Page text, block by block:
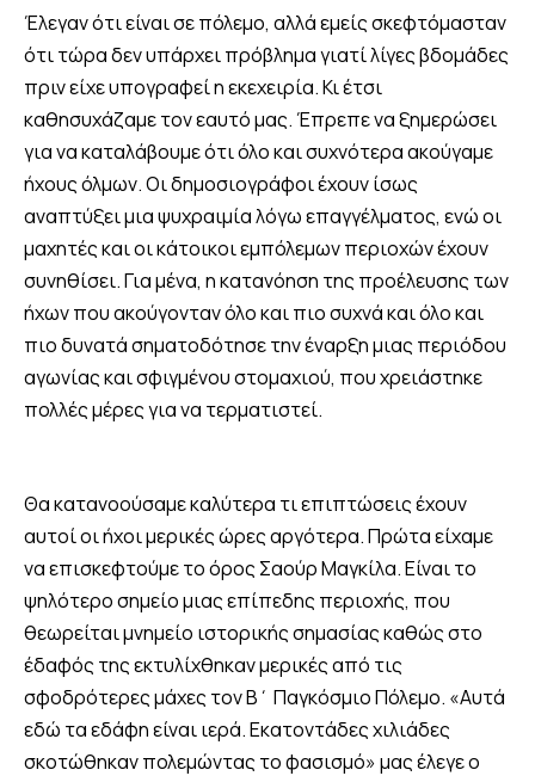
Έλεγαν ότι είναι σε πόλεμο, αλλά εμείς σκεφτόμασταν
ότι τώρα δεν υπάρχει πρόβλημα γιατί λίγες βδομάδες
πριν είχε υπογραφεί η εκεχειρία. Κι έτσι
καθησυχάζαμε τον εαυτό μας. Έπρεπε να ξημερώσει
για να καταλάβουμε ότι όλο και συχνότερα ακούγαμε
ήχους όλμων. Οι δημοσιογράφοι έχουν ίσως
αναπτύξει μια ψυχραιμία λόγω επαγγέλματος, ενώ οι
μαχητές και οι κάτοικοι εμπόλεμων περιοχών έχουν
συνηθίσει. Για μένα, η κατανόηση της προέλευσης των
ήχων που ακούγονταν όλο και πιο συχνά και όλο και
πιο δυνατά σηματοδότησε την έναρξη μιας περιόδου
αγωνίας και σφιγμένου στομαχιού, που χρειάστηκε
πολλές μέρες για να τερματιστεί.
Θα κατανοούσαμε καλύτερα τι επιπτώσεις έχουν
αυτοί οι ήχοι μερικές ώρες αργότερα. Πρώτα είχαμε
να επισκεφτούμε το όρος Σαούρ Μαγκίλα. Είναι το
ψηλότερο σημείο μιας επίπεδης περιοχής, που
θεωρείται μνημείο ιστορικής σημασίας καθώς στο
έδαφός της εκτυλίχθηκαν μερικές από τις
σφοδρότερες μάχες τον Β΄ Παγκόσμιο Πόλεμο. «Αυτά
εδώ τα εδάφη είναι ιερά. Εκατοντάδες χιλιάδες
σκοτώθηκαν πολεμώντας το φασισμό» μας έλεγε ο